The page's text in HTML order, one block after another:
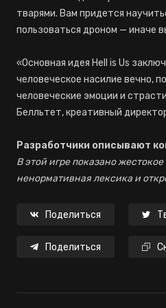
тварями. Вам придется
пользоваться дроном — иначе
«Основная идея Hell is Us
человеческое насилие вечно,
человеческие эмоции и
Белльтет, креативный
Разработчики описывают
В этой игре показано
ненормативная лексика и
Поделиться
Поделиться